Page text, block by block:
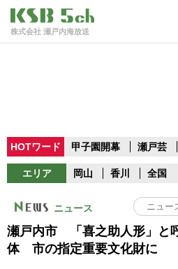
株式会社 瀬戸内海放送
HOTワード 甲子園開幕 瀬戸芸
エリア 岡山 香川 全国
ニュース
瀬戸内市 「喜之助人形」と
体 市の指定重要文化財に